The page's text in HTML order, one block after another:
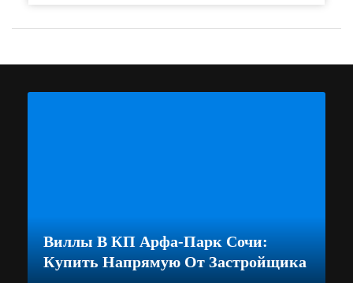
Виллы В КП Арфа-Парк Сочи:
Купить Напрямую От Застройщика